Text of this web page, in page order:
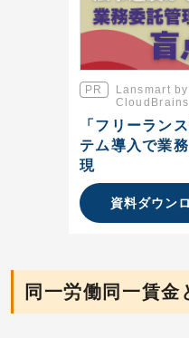
Lansmart
CloudBrains
「フリーラン
テム導入で業
現
資料ダウン
同一労働同一賃金